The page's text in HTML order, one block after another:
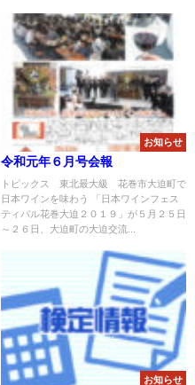
お知らせ
令和元年６月号会報
トピックス 東北最大級 花巻市大迫町で
日本ワインを味わう 「日本ワインフェス
ティバル花巻大迫２０１９」が５月２５日
～２６日、大迫町の大迫交流...
お知らせ